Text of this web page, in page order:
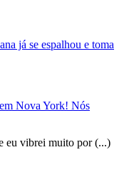
já se espalhou e toma
Nova York! Nós
eu vibrei muito por (...)